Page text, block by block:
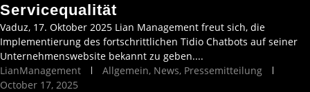
Servicequalität
Vaduz, 17. Oktober 2025 Lian Management freut sich, die
Implementierung des fortschrittlichen Tidio Chatbots auf seiner
Unternehmenswebsite bekannt zu geben....
LianManagement
Allgemein, News, Pressemitteilung
October 17, 2025